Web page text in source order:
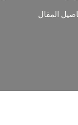
المقال